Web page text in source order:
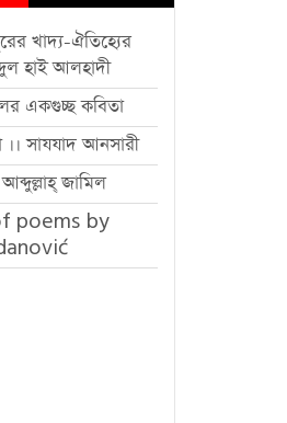
খাদ্য-ঐতিহ্যের
হাই আলহাদী
একগুচ্ছ কবিতা
সাযযাদ আনসারী
জামিল
poems by